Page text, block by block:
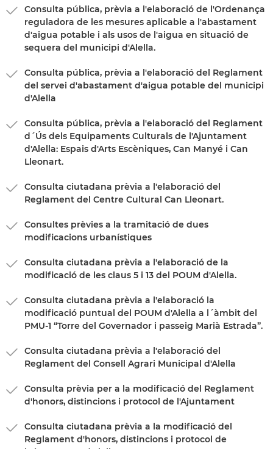
Consulta pública, prèvia a l'elaboració de l'Ordenança
reguladora de les mesures aplicable a l'abastament
d'aigua potable i als usos de l'aigua en situació de
sequera del municipi d'Alella.
Consulta pública, prèvia a l'elaboració del Reglament
del servei d'abastament d'aigua potable del municipi
d'Alella
Consulta pública, prèvia a l'elaboració del Reglament
d´Ús dels Equipaments Culturals de l'Ajuntament
d'Alella: Espais d'Arts Escèniques, Can Manyé i Can
Lleonart.
Consulta ciutadana prèvia a l'elaboració del
Reglament del Centre Cultural Can Lleonart.
Consultes prèvies a la tramitació de dues
modificacions urbanístiques
Consulta ciutadana prèvia a l'elaboració de la
modificació de les claus 5 i 13 del POUM d'Alella.
Consulta ciutadana prèvia a l'elaboració la
modificació puntual del POUM d'Alella a l´àmbit del
PMU-1 “Torre del Governador i passeig Marià Estrada”.
Consulta ciutadana prèvia a l'elaboració del
Reglament del Consell Agrari Municipal d'Alella
Consulta prèvia per a la modificació del Reglament
d'honors, distincions i protocol de l'Ajuntament
Consulta ciutadana prèvia a la modificació del
Reglament d'honors, distincions i protocol de